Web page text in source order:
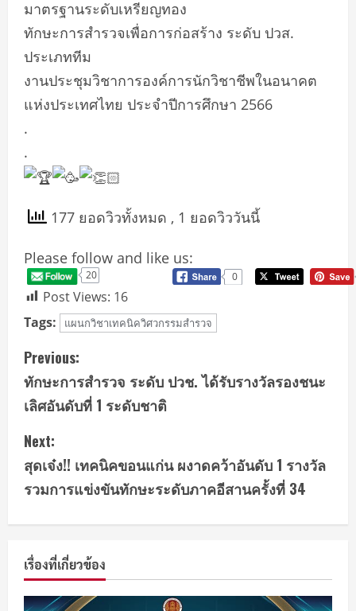
มาตรฐานระดับเหรียญทอง
ทักษะการสำรวจเพื่อการก่อสร้าง ระดับ ปวส.
ประเภททีม
งานประชุมวิชาการองค์การนักวิชาชีพในอนาคต
แห่งประเทศไทย ประจำปีการศึกษา 2566
.
.
177 ยอดวิวทั้งหมด , 1 ยอดวิววันนี้
Please follow and like us:
20 0
Post Views: 16
Tags:
แผนกวิชาเทคนิควิศวกรรมสำรวจ
C
o
n
t
i
n
u
e
Previous:
ทักษะการสำรวจ ระดับ ปวช. ได้รับรางวัลรองชนะ
เลิศอันดับที่ 1 ระดับชาติ
Next:
สุดเจ๋ง!! เทคนิคขอนแก่น ผงาดคว้าอันดับ 1 รางวัล
รวมการแข่งขันทักษะระดับภาคอีสานครั้งที่ 34
เรื่องที่เกี่ยวข้อง